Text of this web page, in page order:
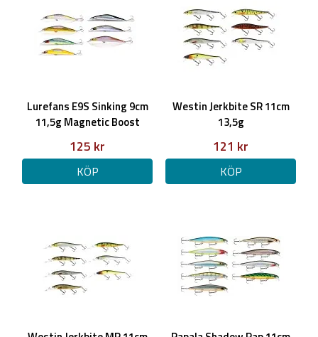
Lurefans E9S Sinking 9cm
11,5g Magnetic Boost
125 kr
KÖP
Westin Jerkbite SR 11cm
13,5g
121 kr
KÖP